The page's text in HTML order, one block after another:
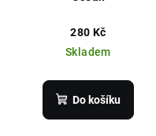
280 Kč
Skladem
Do košíku